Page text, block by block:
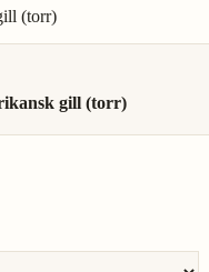
(torr)
gill (torr)